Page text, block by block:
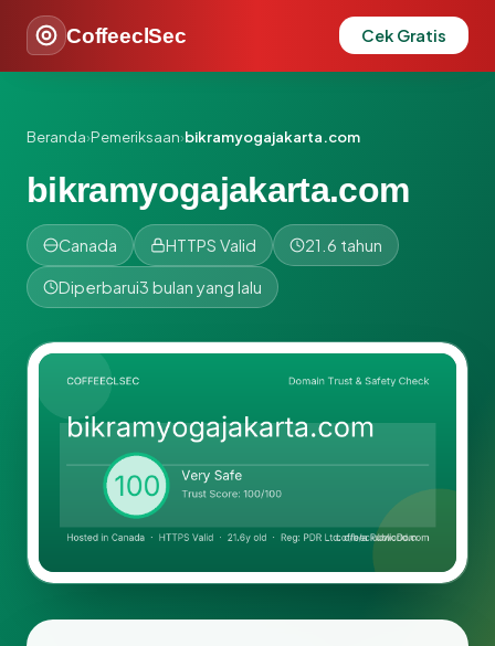
CoffeeclSec Cek Gratis
Beranda›Pemeriksaan›bikramyogajakarta.com
bikramyogajakarta.com
Canada HTTPS Valid 21.6 tahun
Diperbarui3 bulan yang lalu